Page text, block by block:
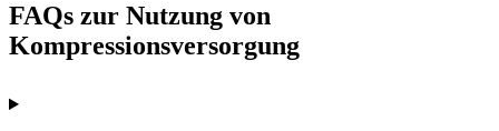
FAQs zur Nutzung von
Kompressionsversorgung